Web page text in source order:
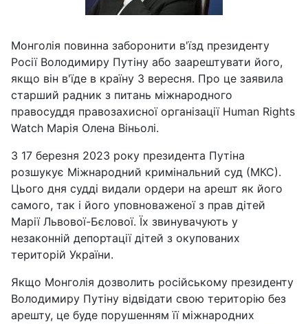
Монголія повинна заборонити в'їзд президенту
Росії Володимиру Путіну або заарештувати його,
якщо він в'їде в країну 3 вересня. Про це заявила
старший радник з питань міжнародного
правосуддя правозахисної організації Human Rights
Watch Марія Олена Віньолі.
З 17 березня 2023 року президента Путіна
розшукує Міжнародний кримінальний суд (МКС).
Цього дня судді видали ордери на арешт як його
самого, так і його уповноваженої з прав дітей
Марії Львової-Бєлової. Їх звинувачують у
незаконній депортації дітей з окупованих
територій України.
Якщо Монголія дозволить російському президенту
Володимиру Путіну відвідати свою територію без
арешту, це буде порушенням її міжнародних